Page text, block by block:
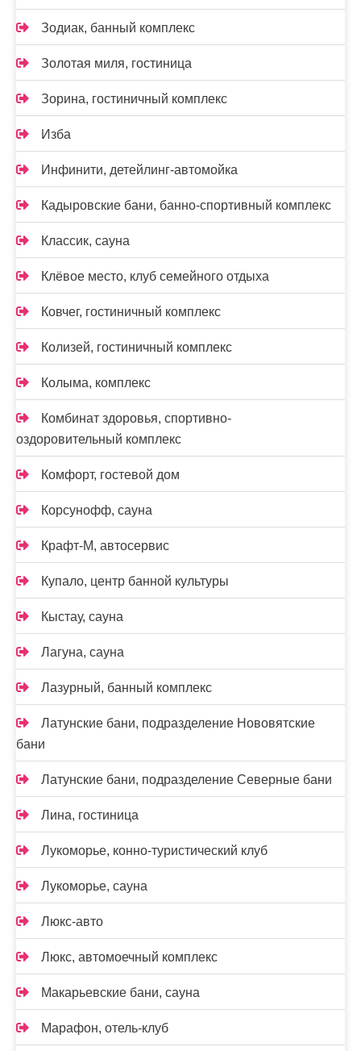
Зодиак, банный комплекс
Золотая миля, гостиница
Зорина, гостиничный комплекс
Изба
Инфинити, детейлинг-автомойка
Кадыровские бани, банно-спортивный комплекс
Классик, сауна
Клёвое место, клуб семейного отдыха
Ковчег, гостиничный комплекс
Колизей, гостиничный комплекс
Колыма, комплекс
Комбинат здоровья, спортивно-
оздоровительный комплекс
Комфорт, гостевой дом
Корсунофф, сауна
Крафт-М, автосервис
Купало, центр банной культуры
Кыстау, сауна
Лагуна, сауна
Лазурный, банный комплекс
Латунские бани, подразделение Нововятские
бани
Латунские бани, подразделение Северные бани
Лина, гостиница
Лукоморье, конно-туристический клуб
Лукоморье, сауна
Люкс-авто
Люкс, автомоечный комплекс
Макарьевские бани, сауна
Марафон, отель-клуб